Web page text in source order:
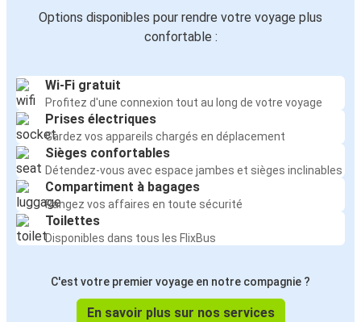
Options disponibles pour rendre votre voyage plus
confortable :
Wi-Fi gratuit
Profitez d'une connexion tout au long de votre voyage
Prises électriques
Gardez vos appareils chargés en déplacement
Sièges confortables
Détendez-vous avec espace jambes et sièges inclinables
Compartiment à bagages
Rangez vos affaires en toute sécurité
Toilettes
Disponibles dans tous les FlixBus
C'est votre premier voyage en notre compagnie ?
En savoir plus sur nos services